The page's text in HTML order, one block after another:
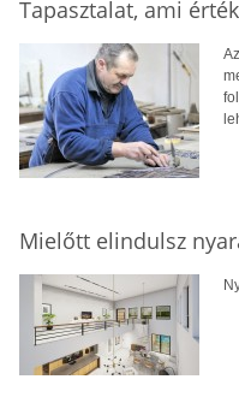
Tapasztalat, ami
Mielőtt elindulsz